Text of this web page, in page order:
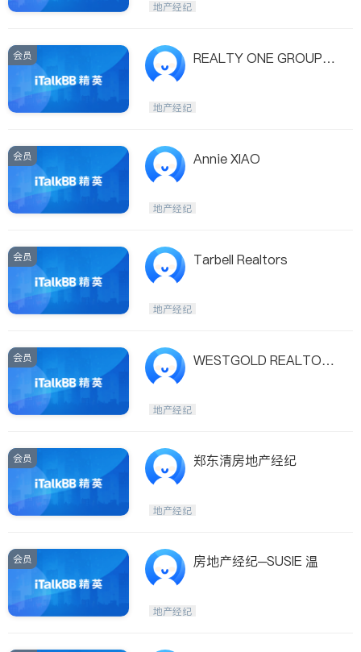
地产经纪
会员
REALTY ONE GROUP S
地产经纪
会员 Annie XIAO
地产经纪
会员 Tarbell Realtors
地产经纪
会员
WESTGOLD REALTOR
地产经纪
会员 郑东清房地产经纪
地产经纪
会员 房地产经纪─SUSIE 温
地产经纪